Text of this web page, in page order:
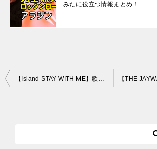
みたに役立つ情報まとめ！
投
【Island STAY WITH ME】歌ってみたに役立つ情報まとめ！